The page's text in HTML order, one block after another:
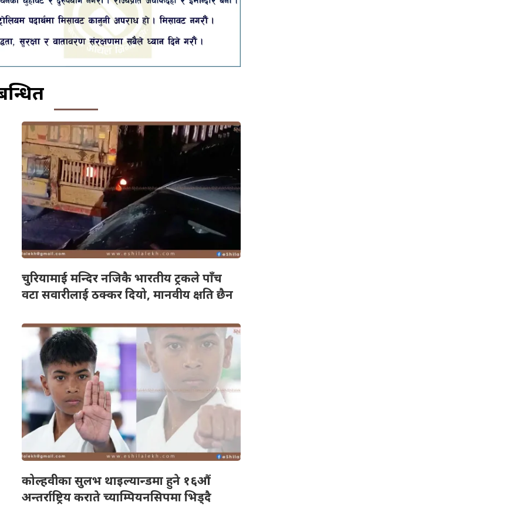
चुरियामाई मन्दिर नजिकै भारतीय ट्रकले पाँच
वटा सवारीलाई ठक्कर दियो, मानवीय क्षति छैन
कोल्हवीका सुलभ थाइल्यान्डमा हुने १६औं
अन्तर्राष्ट्रिय कराते च्याम्पियनसिपमा भिड्दै